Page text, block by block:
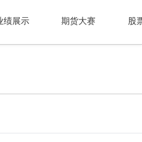
绩展示 期货大赛 股